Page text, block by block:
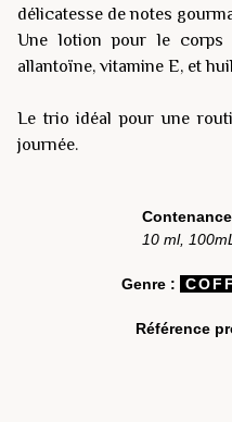
délicatesse de notes
Une lotion pour le corps
allantoïne, vitamine E, et
Le trio idéal pour une
journée.
Contenance
10 ml,
Genre :
Référence